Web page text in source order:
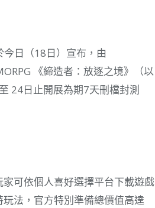
日（18日）宣布，由
《締造者：放逐之境》（以
24日止開展為期7天刪檔封測
可依個人喜好選擇平台下載遊戲
法，官方特別準備總價值高達